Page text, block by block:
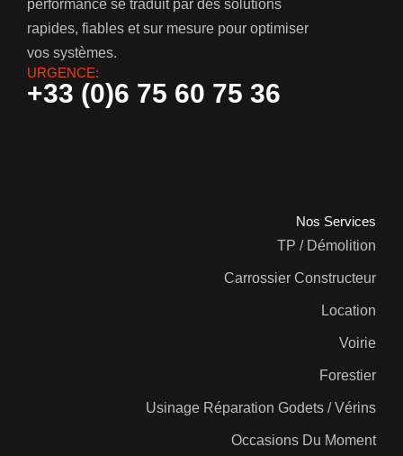
performance se traduit par des solutions
rapides, fiables et sur mesure pour optimiser
vos systèmes.
URGENCE:
+33 (0)6 75 60 75 36
Nos Services
TP / Démolition
Carrossier Constructeur
Location
Voirie
Forestier
Usinage Réparation Godets / Vérins
Occasions Du Moment